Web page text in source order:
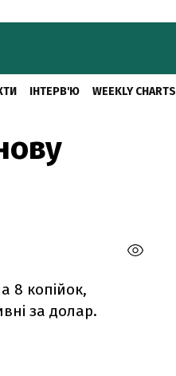
ІНТЕРВ'Ю WEEKLY CHARTS
8 копійок,
за долар.